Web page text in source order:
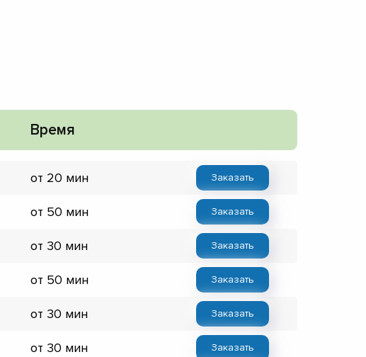
Время
от 20 мин Заказать
от 50 мин Заказать
от 30 мин Заказать
от 50 мин Заказать
от 30 мин Заказать
от 30 мин Заказать